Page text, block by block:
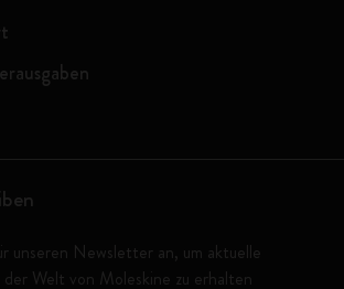
unseren Newsletter an, um aktuelle
Welt von Moleskine zu erhalten